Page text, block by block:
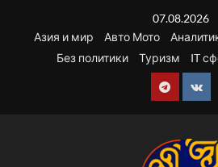
содержимому
07.08.2026
Азия и мир
Авто Мото
Без политики
Туризм IT
Telegram
VK